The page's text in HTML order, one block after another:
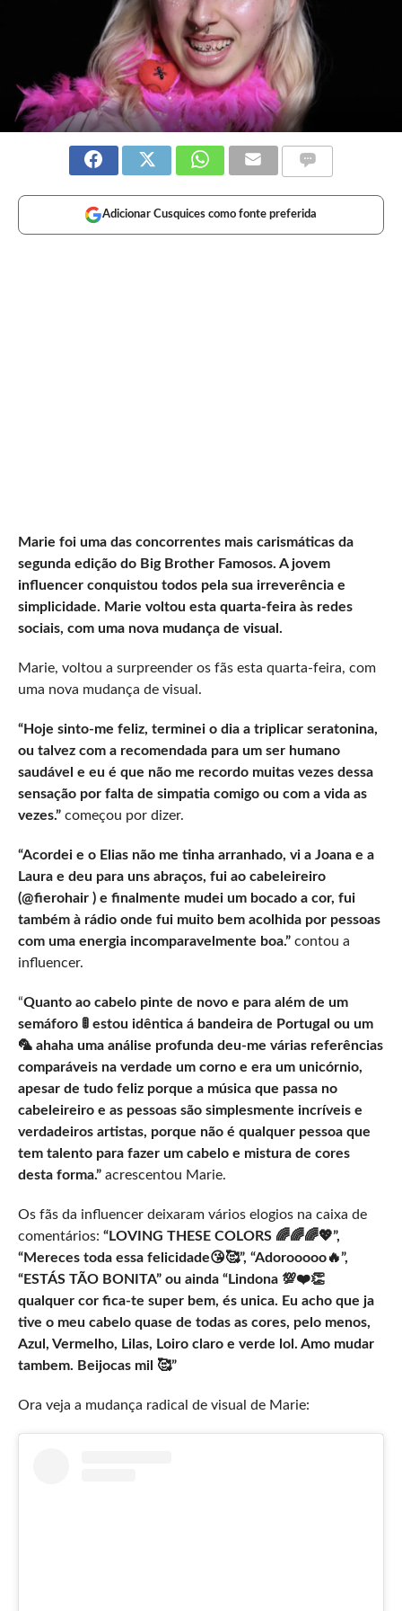
Adicionar Cusquices como fonte preferida
Marie foi uma das concorrentes mais carismáticas da
segunda edição do Big Brother Famosos. A jovem
influencer conquistou todos pela sua irreverência e
simplicidade. Marie voltou esta quarta-feira às redes
sociais, com uma nova mudança de visual.
Marie, voltou a surpreender os fãs esta quarta-feira, com
uma nova mudança de visual.
“Hoje sinto-me feliz, terminei o dia a triplicar seratonina,
ou talvez com a recomendada para um ser humano
saudável e eu é que não me recordo muitas vezes dessa
sensação por falta de simpatia comigo ou com a vida as
vezes.”começou por dizer.
“Acordei e o Elias não me tinha arranhado, vi a Joana e a
Laura e deu para uns abraços, fui ao cabeleireiro
(@fierohair ) e finalmente mudei um bocado a cor, fui
também à rádio onde fui muito bem acolhida por pessoas
com uma energia incomparavelmente boa.”contou a
influencer.
“Quanto ao cabelo pinte de novo e para além de um
semáforo 🚦 estou idêntica á bandeira de Portugal ou um
🦜 ahaha uma análise profunda deu-me várias referências
comparáveis na verdade um corno e era um unicórnio,
apesar de tudo feliz porque a música que passa no
cabeleireiro e as pessoas são simplesmente incríveis e
verdadeiros artistas, porque não é qualquer pessoa que
tem talento para fazer um cabelo e mistura de cores
desta forma.”acrescentou Marie.
Os fãs da influencer deixaram vários elogios na caixa de
comentários: “LOVING THESE COLORS 🌈🌈🌈💖”,
“Mereces toda essa felicidade😘🥰”, “Adorooooo🔥”,
“ESTÁS TÃO BONITA” ou ainda “Lindona 💯❤️👏
qualquer cor fica-te super bem, és unica. Eu acho que ja
tive o meu cabelo quase de todas as cores, pelo menos,
Azul, Vermelho, Lilas, Loiro claro e verde lol. Amo mudar
tambem. Beijocas mil 🥰”
Ora veja a mudança radical de visual de Marie: